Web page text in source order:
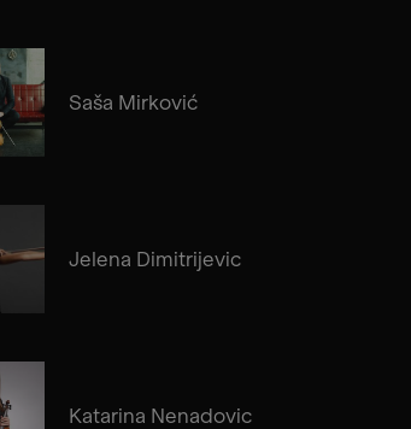
Saša Mirković
Jelena Dimitrijevic
Katarina Nenadovic